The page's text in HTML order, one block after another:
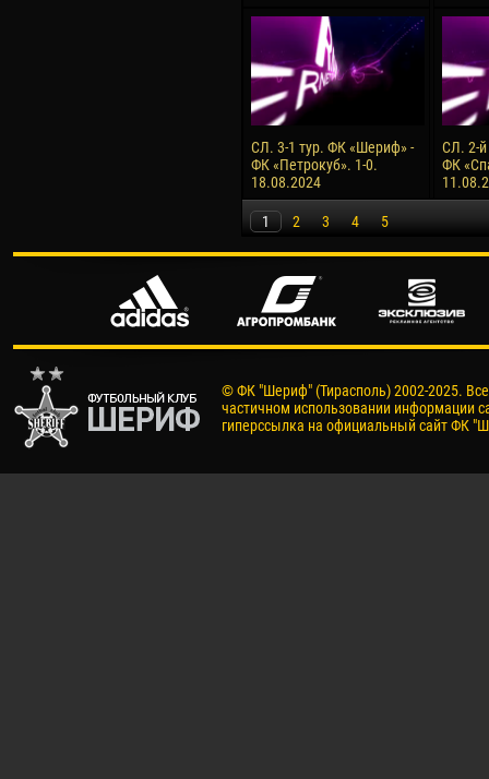
СЛ. 3-1 тур. ФК «Шериф» -
ФК «Петрокуб». 1-0.
18.08.2024
СЛ. 2-
ФК
1 2 3 4 5
© ФК "Шериф" (Тирасполь) 2002-2025.
частичном использовании информации
гиперссылка на официальный сайт ФК